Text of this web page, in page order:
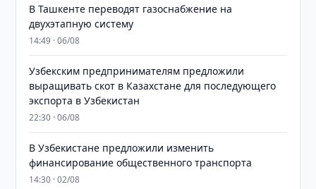
В Ташкенте переводят газоснабжение на
двухэтапную систему
14:49 · 06/08
Узбекским предпринимателям предложили
выращивать скот в Казахстане для последующего
экспорта в Узбекистан
22:30 · 06/08
В Узбекистане предложили изменить
финансирование общественного транспорта
14:30 · 02/08